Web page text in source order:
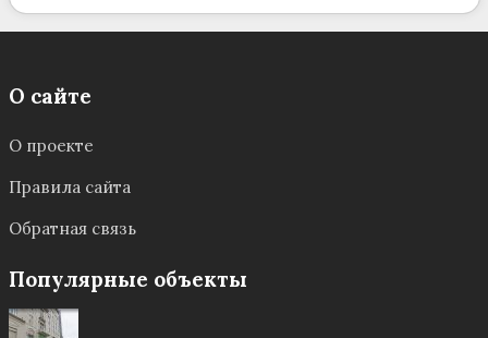
О сайте
О проекте
Правила сайта
Обратная связь
Популярные объекты